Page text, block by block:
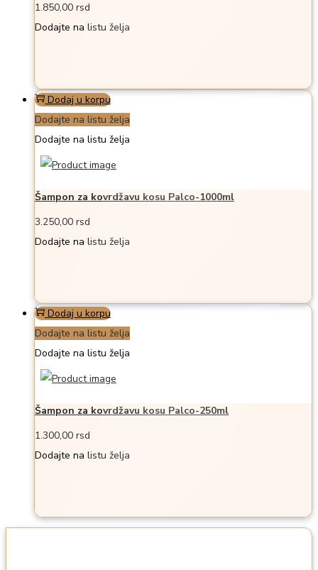
1.850,00 rsd
Dodajte na listu želja
Dodaj u korpu
Dodajte na listu želja
Dodajte na listu želja
Šampon za kovrdžavu kosu Palco-1000ml
3.250,00 rsd
Dodajte na listu želja
Dodaj u korpu
Dodajte na listu želja
Dodajte na listu želja
Šampon za kovrdžavu kosu Palco-250ml
1.300,00 rsd
Dodajte na listu želja